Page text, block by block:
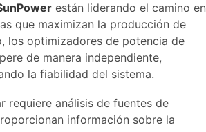
están liderando el camino en
que maximizan la producción de
los optimizadores de potencia de
de manera independiente,
la fiabilidad del sistema.
requiere análisis de fuentes de
información sobre la